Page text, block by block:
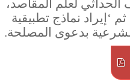
لعلم المقاصد،
‘إيراد نماذج تطبيقية
بدعوى المصلحة.